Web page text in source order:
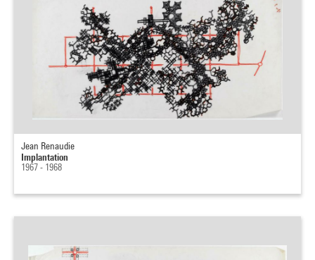
Jean Renaudie
Implantation
1967 - 1968